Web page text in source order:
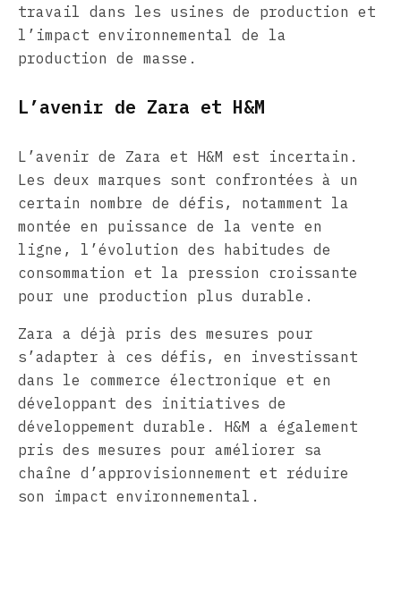
travail dans les usines de production et
l’impact environnemental de la
production de masse.
L’avenir de Zara et H&M
L’avenir de Zara et H&M est incertain.
Les deux marques sont confrontées à un
certain nombre de défis, notamment la
montée en puissance de la vente en
ligne, l’évolution des habitudes de
consommation et la pression croissante
pour une production plus durable.
Zara a déjà pris des mesures pour
s’adapter à ces défis, en investissant
dans le commerce électronique et en
développant des initiatives de
développement durable. H&M a également
pris des mesures pour améliorer sa
chaîne d’approvisionnement et réduire
son impact environnemental.